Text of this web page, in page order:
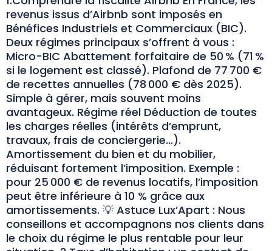
revenus issus d’Airbnb sont imposés en
Bénéfices Industriels et Commerciaux (BIC).
Deux régimes principaux s’offrent à vous :
Micro-BIC Abattement forfaitaire de 50 % (71 %
si le logement est classé). Plafond de 77 700 €
de recettes annuelles (78 000 € dès 2025).
Simple à gérer, mais souvent moins
avantageux. Régime réel Déduction de toutes
les charges réelles (intérêts d’emprunt,
travaux, frais de conciergerie…).
Amortissement du bien et du mobilier,
réduisant fortement l’imposition. Exemple :
pour 25 000 € de revenus locatifs, l’imposition
peut être inférieure à 10 % grâce aux
amortissements. 💡 Astuce Lux’Apart : Nous
conseillons et accompagnons nos clients dans
le choix du régime le plus rentable pour leur